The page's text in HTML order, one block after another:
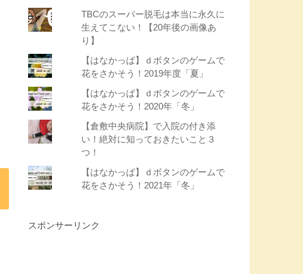
TBCのスーパー脱毛は本当に永久に
生えてこない！【20年後の画像あ
り】
【はなかっぱ】ｄボタンのゲームで
花をさかそう！2019年度「夏」
【はなかっぱ】ｄボタンのゲームで
花をさかそう！2020年「冬」
【倉敷中央病院】で入院の付き添
い！絶対に知っておきたいこと３
つ！
【はなかっぱ】ｄボタンのゲームで
花をさかそう！2021年「冬」
スポンサーリンク